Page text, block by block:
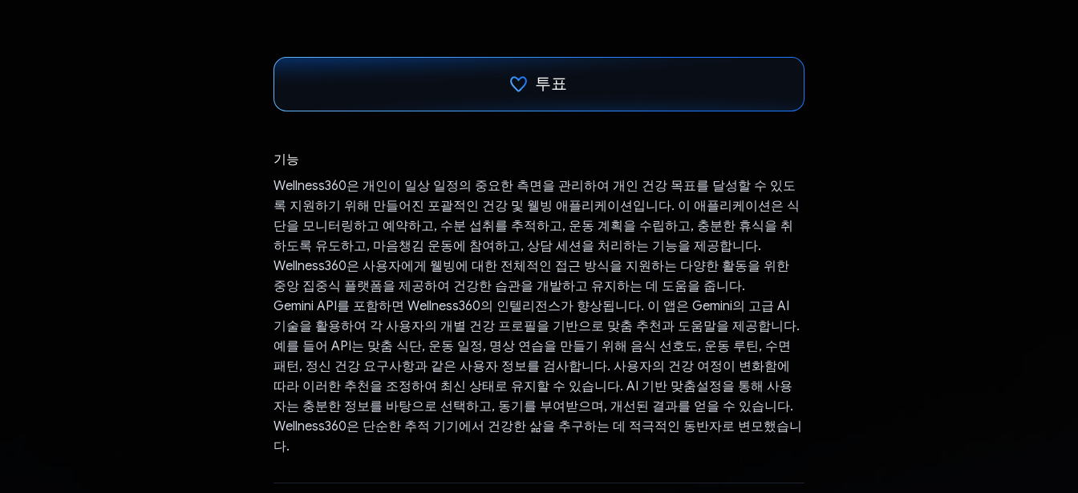
투표
기능
Wellness360은 개인이 일상 일정의 중요한 측면을 관리하여 개인 건강 목표를 달성할 수 있도
록 지원하기 위해 만들어진 포괄적인 건강 및 웰빙 애플리케이션입니다. 이 애플리케이션은 식
단을 모니터링하고 예약하고, 수분 섭취를 추적하고, 운동 계획을 수립하고, 충분한 휴식을 취
하도록 유도하고, 마음챙김 운동에 참여하고, 상담 세션을 처리하는 기능을 제공합니다.
Wellness360은 사용자에게 웰빙에 대한 전체적인 접근 방식을 지원하는 다양한 활동을 위한
중앙 집중식 플랫폼을 제공하여 건강한 습관을 개발하고 유지하는 데 도움을 줍니다.
Gemini API를 포함하면 Wellness360의 인텔리전스가 향상됩니다. 이 앱은 Gemini의 고급 AI
기술을 활용하여 각 사용자의 개별 건강 프로필을 기반으로 맞춤 추천과 도움말을 제공합니다.
예를 들어 API는 맞춤 식단, 운동 일정, 명상 연습을 만들기 위해 음식 선호도, 운동 루틴, 수면
패턴, 정신 건강 요구사항과 같은 사용자 정보를 검사합니다. 사용자의 건강 여정이 변화함에
따라 이러한 추천을 조정하여 최신 상태로 유지할 수 있습니다. AI 기반 맞춤설정을 통해 사용
자는 충분한 정보를 바탕으로 선택하고, 동기를 부여받으며, 개선된 결과를 얻을 수 있습니다.
Wellness360은 단순한 추적 기기에서 건강한 삶을 추구하는 데 적극적인 동반자로 변모했습니
다.